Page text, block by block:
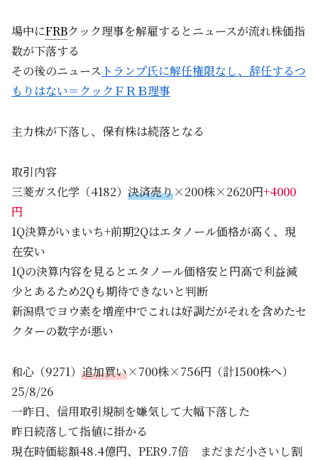
場中にFRBクック理事を解雇するとニュースが流れ株価指
数が下落する
その後のニュース トランプ氏に解任権限なし、辞任するつ
もりはない＝クックＦＲＢ理事
主力株が下落し、保有株は続落となる
取引内容
三菱ガス化学（4182） 決済売り×200株×2620円+4000
円
1Q決算がいまいち+前期2Qはエタノール価格が高く、現
在安い
1Qの決算内容を見るとエタノール価格安と円高で利益減
少とあるため2Qも期待できないと判断
新潟県でヨウ素を増産中でこれは好調だがそれを含めたセ
クターの数字が悪い
和心（9271） 追加買い×700株×756円（計1500株へ）
25/8/26
一昨日、信用取引規制を嫌気して大幅下落した
昨日続落して指値に掛かる
現在時価総額48.4億円、PER9.7倍 まだまだ小さいし割